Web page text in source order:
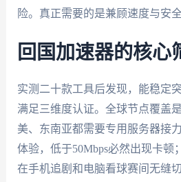
险。真正需要的是兼顾速度与安
回国加速器的核心
实测二十款工具后发现，能稳定
满足三维度认证。全球节点覆盖
美、东南亚都需要专用服务器接
体验，低于50Mbps必然出现卡顿
在手机追剧和电脑看球赛间无缝